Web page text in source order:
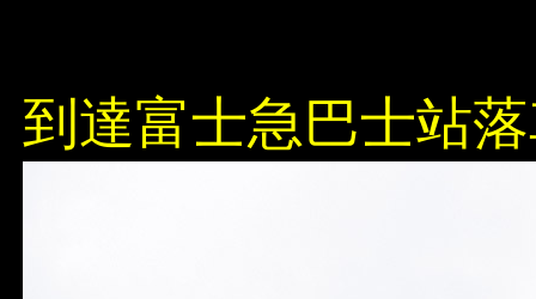
到達富士急巴士站